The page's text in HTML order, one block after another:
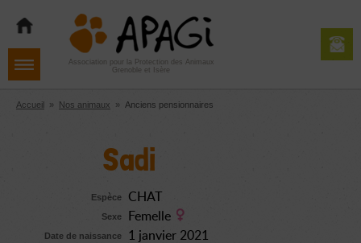
navigation
contenu
Aller
pied
de
Association pour la Protection des Animaux
Grenoble et Isère
Accueil » Nos animaux » Anciens pensionnaires
Sadi
Espèce CHAT
Sexe Femelle
Date de naissance 1 janvier 2021